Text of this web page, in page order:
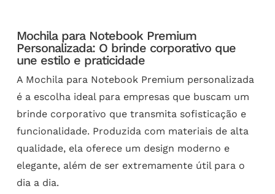
Mochila para Notebook Premium
Personalizada: O brinde corporativo que
une estilo e praticidade
A Mochila para Notebook Premium personalizada
é a escolha ideal para empresas que buscam um
brinde corporativo que transmita sofisticação e
funcionalidade. Produzida com materiais de alta
qualidade, ela oferece um design moderno e
elegante, além de ser extremamente útil para o
dia a dia.